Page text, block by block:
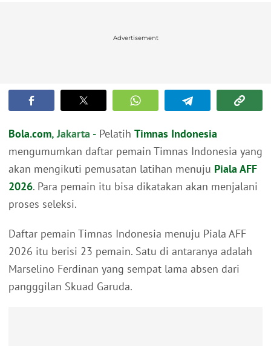
Advertisement
Bola.com, Jakarta - Pelatih Timnas Indonesia
mengumumkan daftar pemain Timnas Indonesia yang
akan mengikuti pemusatan latihan menuju Piala AFF
2026. Para pemain itu bisa dikatakan akan menjalani
proses seleksi.
Daftar pemain Timnas Indonesia menuju Piala AFF
2026 itu berisi 23 pemain. Satu di antaranya adalah
Marselino Ferdinan yang sempat lama absen dari
pangggilan Skuad Garuda.